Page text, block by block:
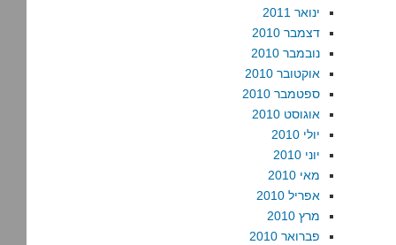
ינואר 2011
דצמבר 2010
נובמבר 2010
אוקטובר 2010
ספטמבר 2010
אוגוסט 2010
יולי 2010
יוני 2010
מאי 2010
אפריל 2010
מרץ 2010
פברואר 2010